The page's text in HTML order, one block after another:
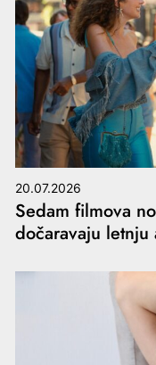
20.07.2026
Sedam filmova
dočaravaju letnju